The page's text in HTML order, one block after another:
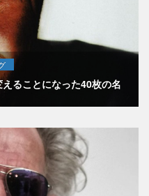
ることになった40枚の名